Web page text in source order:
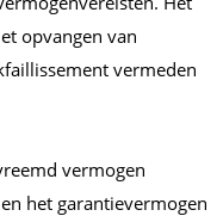
opvangen van
vermeden
vermogen
het garantievermogen